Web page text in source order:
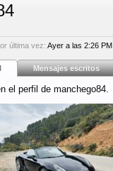
última vez: Ayer a las 2:26 PM
Mensajes escritos
el perfil de manchego84.